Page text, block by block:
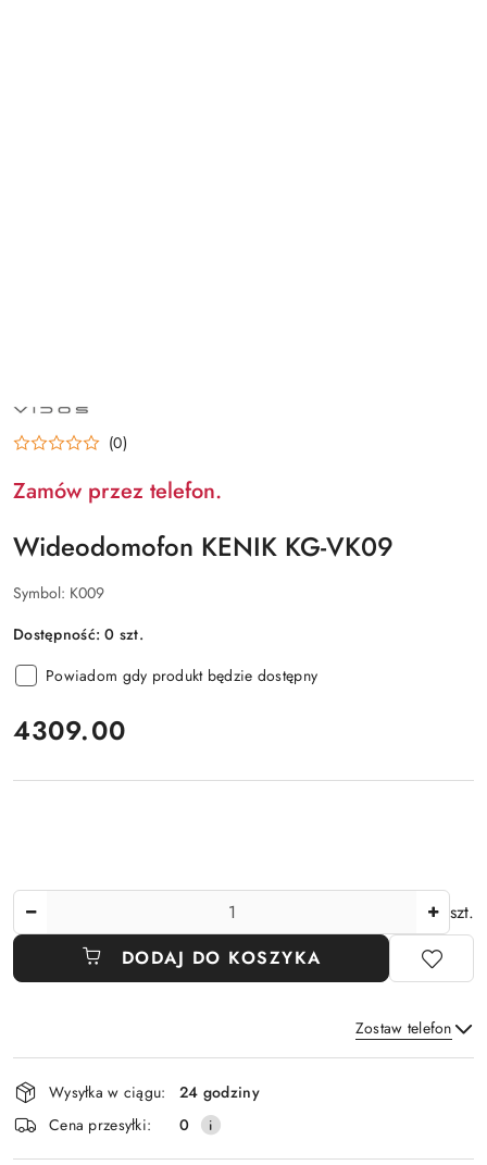
NAZWA
PRODUCENTA:
VIDOS
(0)
Zamów przez telefon.
Wideodomofon KENIK KG-VK09
Symbol: K009
Dostępność:0 szt.
Powiadom gdy produkt będzie dostępny
cena:
4309.00
szt.
DODAJ DO KOSZYKA
Zostaw telefon
Wyślij
Dostępność
i
dostawa
Wysyłka w ciągu:
24 godziny
Cena przesyłki:
0